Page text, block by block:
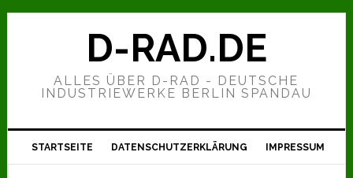
Zur
Hauptnavigation
Zum
Zur
D-RAD.DE
ALLES ÜBER D-RAD - DEUTSCHE
INDUSTRIEWERKE BERLIN SPANDAU
STARTSEITE DATENSCHUTZERKLÄRUNG IMPRESSUM